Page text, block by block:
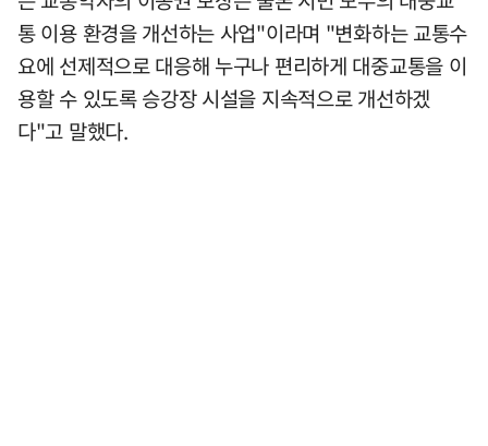
통 이용 환경을 개선하는 사업"이라며 "변화하는 교통수
요에 선제적으로 대응해 누구나 편리하게 대중교통을 이
용할 수 있도록 승강장 시설을 지속적으로 개선하겠
다"고 말했다.